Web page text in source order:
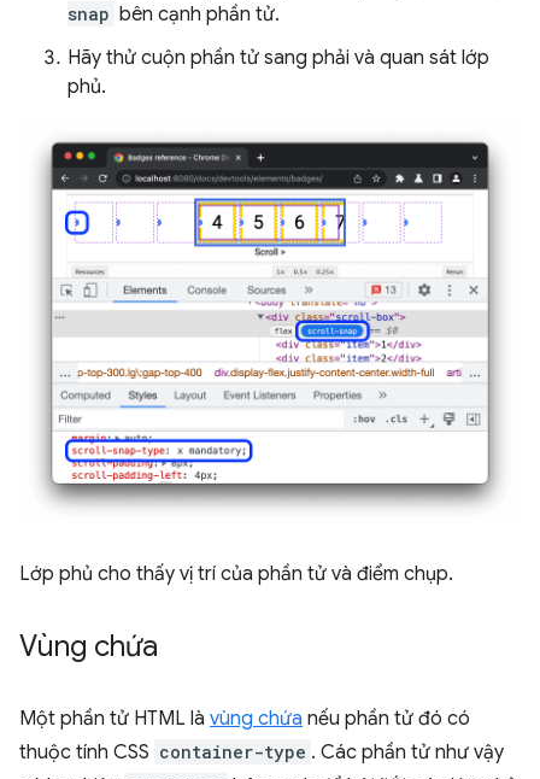
snap bên cạnh phần tử.
Hãy thử cuộn phần tử sang phải và quan sát lớp
phủ.
Lớp phủ cho thấy vị trí của phần tử và điểm chụp.
Vùng chứa
Một phần tử HTML là vùng chứa nếu phần tử đó có
thuộc tính CSS container-type . Các phần tử như vậy